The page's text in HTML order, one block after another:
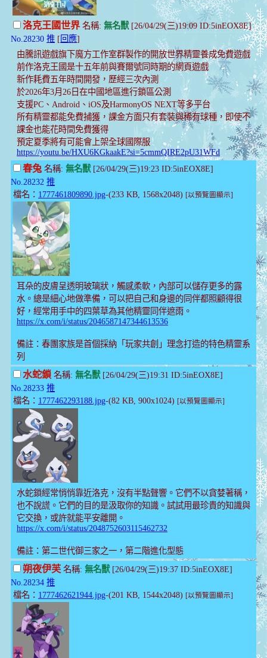
洛克王國世界名稱: 無名獸[26/04/29(三)19:09 ID:5inEOX8E]
No.28230 推 [ 回應]
由騰訊遊戲旗下魔方工作室群製作的開放世界精靈養成免費遊戲
前作洛克王國是十五年前與賽爾號同時期的網頁遊戲
新作耗費五年時間開發，歷經三次內測
於2026年3月26日在中國地區進行鎖區公測
支援PC、Android、iOS及HarmonyOS NEXT等多平台
所有精靈都能免費捕獲，課金方面只有套裝與稀有球種，即使不
課金也能花時間免費獲得
預定夏季將有可能會上架全球國際服
https://youtu.be/HXU6KGkaakE?si=5cmmQIRE2pU31WFd
春兔名稱: 無名獸[26/04/29(三)19:23 ID:5inEOX8E]
No.28232 推
檔名： 1777461809890.jpg-(233 KB, 1568x2048) [以預覽圖顯示]
耳朵的皮膚呈透明玻璃狀，觸感柔軟，內部可以儲存更多的露
水。總是細心地做準備，可以把自己和身邊的同伴都照顧得很
好，經常用手中的四葉草為其他精靈同伴遮雨。
https://x.com/i/status/2046587147344613536
備註：春團家族是首個採納「玩家共創」理念打造的特色精靈系
列
水蛇鎖 名稱: 無名獸[26/04/29(三)19:31 ID:5inEOX8E]
No.28233 推
檔名： 1777462293188.jpg-(82 KB, 900x1024) [以預覽圖顯示]
水蛇鎖經常悄悄靠近洛克，沒有半點聲響。它們不以貪婪著稱，
也不說謊。它們的目的是汲取你的知識。試試用最珍貴的知識與
它交換，或許就能平安離開。
https://x.com/i/status/2048752603115462732
備註：第二世代御三家之一，第二階進化型態
朔夜伊芙 名稱: 無名獸[26/04/29(三)19:37 ID:5inEOX8E]
No.28234 推
檔名： 1777462621944.jpg-(201 KB, 1544x2048) [以預覽圖顯示]